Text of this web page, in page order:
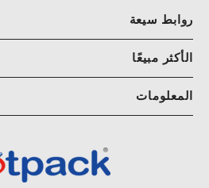
روابط سيعة
الأكثر مبيعًا
المعلومات